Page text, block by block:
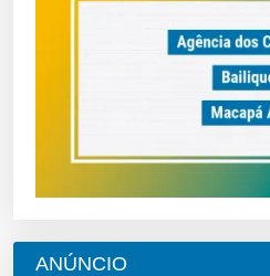
ANÚNCIO